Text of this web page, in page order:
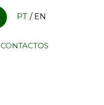
PT / EN
CONTACTOS